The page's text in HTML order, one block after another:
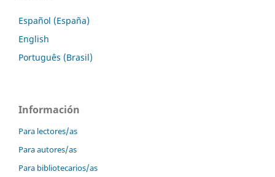
Español (España)
English
Português (Brasil)
Información
Para lectores/as
Para autores/as
Para bibliotecarios/as